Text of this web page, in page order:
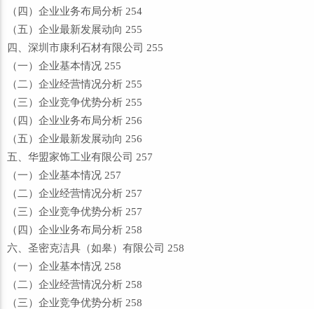
（四）企业业务布局分析 254
（五）企业最新发展动向 255
四、深圳市康利石材有限公司 255
（一）企业基本情况 255
（二）企业经营情况分析 255
（三）企业竞争优势分析 255
（四）企业业务布局分析 256
（五）企业最新发展动向 256
五、华盟家饰工业有限公司 257
（一）企业基本情况 257
（二）企业经营情况分析 257
（三）企业竞争优势分析 257
（四）企业业务布局分析 258
六、圣密克洁具（如皋）有限公司 258
（一）企业基本情况 258
（二）企业经营情况分析 258
（三）企业竞争优势分析 258